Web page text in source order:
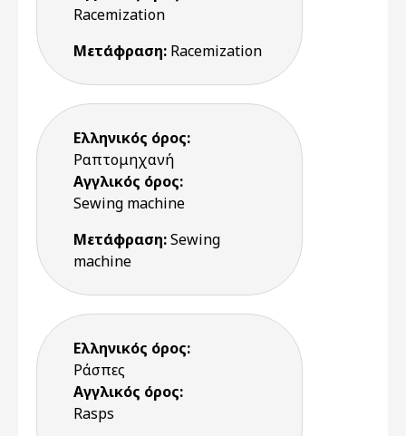
Racemization
Μετάφραση: Racemization
Ελληνικός όρος:
Ραπτομηχανή
Αγγλικός όρος:
Sewing machine
Μετάφραση:Sewing
machine
Ελληνικός όρος:
Ράσπες
Αγγλικός όρος:
Rasps